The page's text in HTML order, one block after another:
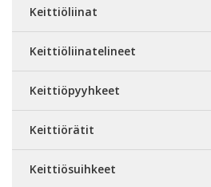
Keittiöliinat
Keittiöliinatelineet
Keittiöpyyhkeet
Keittiörätit
Keittiösuihkeet